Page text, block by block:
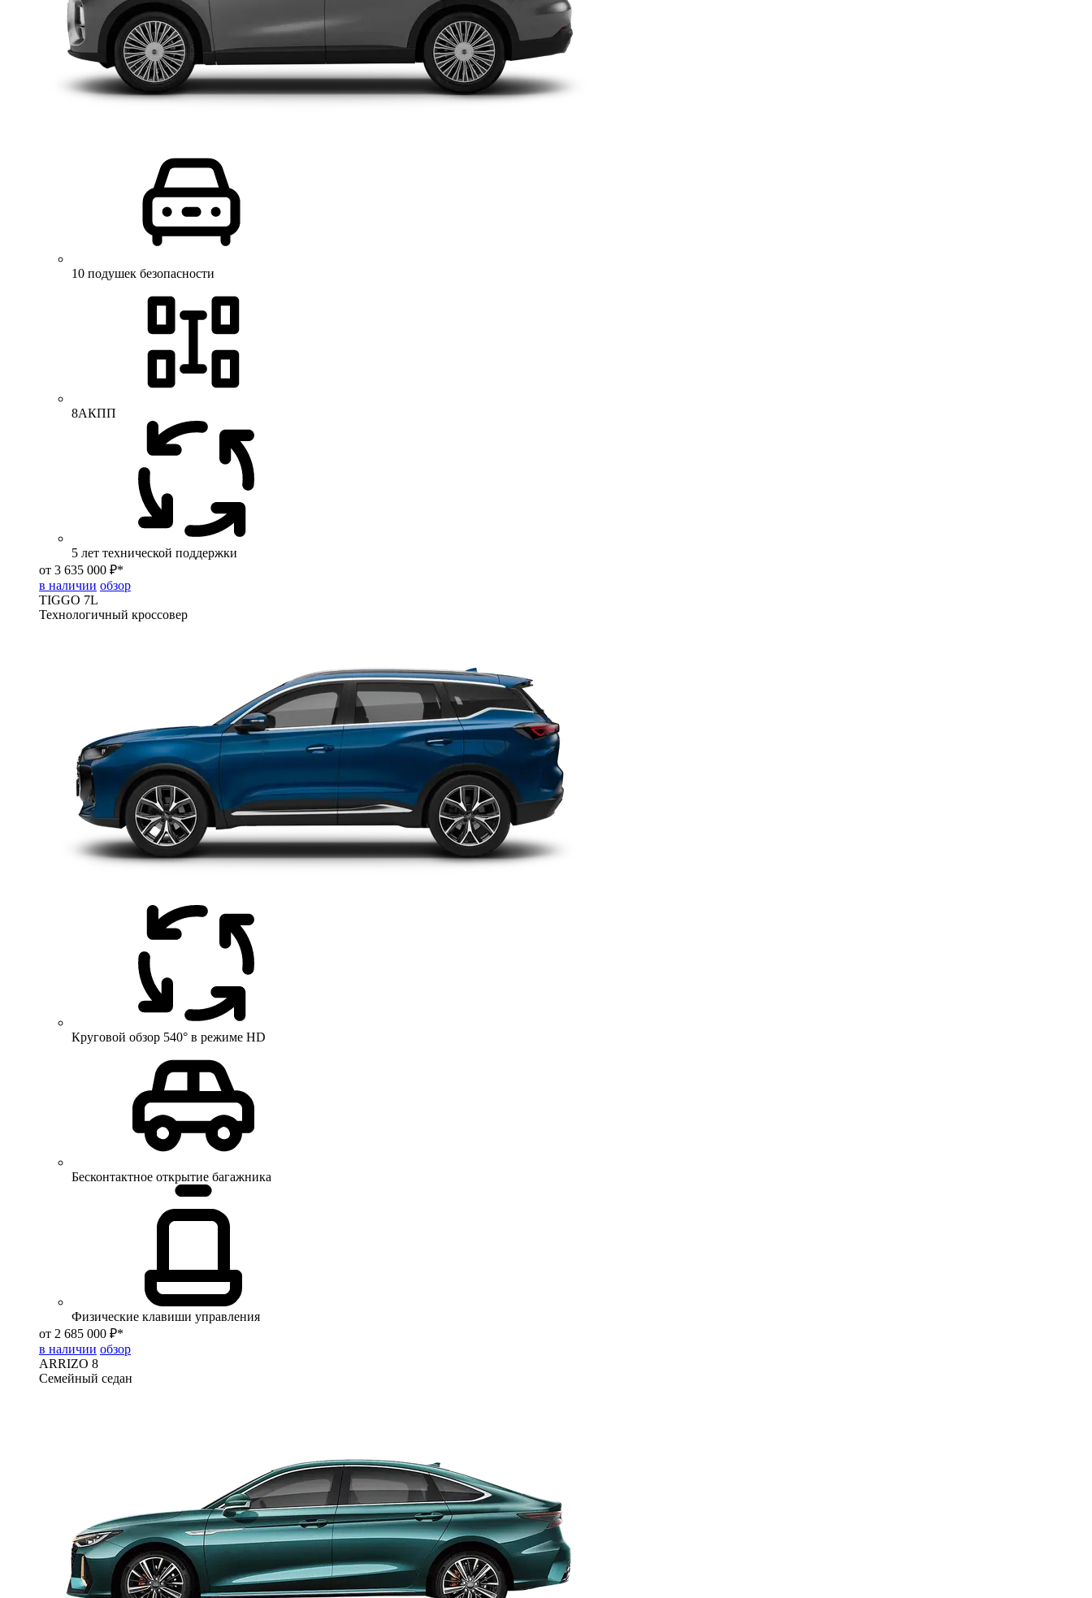
10 подушек безопасности
8АКПП
5 лет технической поддержки
от 3 635 000 ₽*
в наличии обзор
TIGGO 7L
Технологичный кроссовер
Круговой обзор 540° в режиме HD
Бесконтактное открытие багажника
Физические клавиши управления
от 2 685 000 ₽*
в наличии обзор
ARRIZO 8
Семейный седан